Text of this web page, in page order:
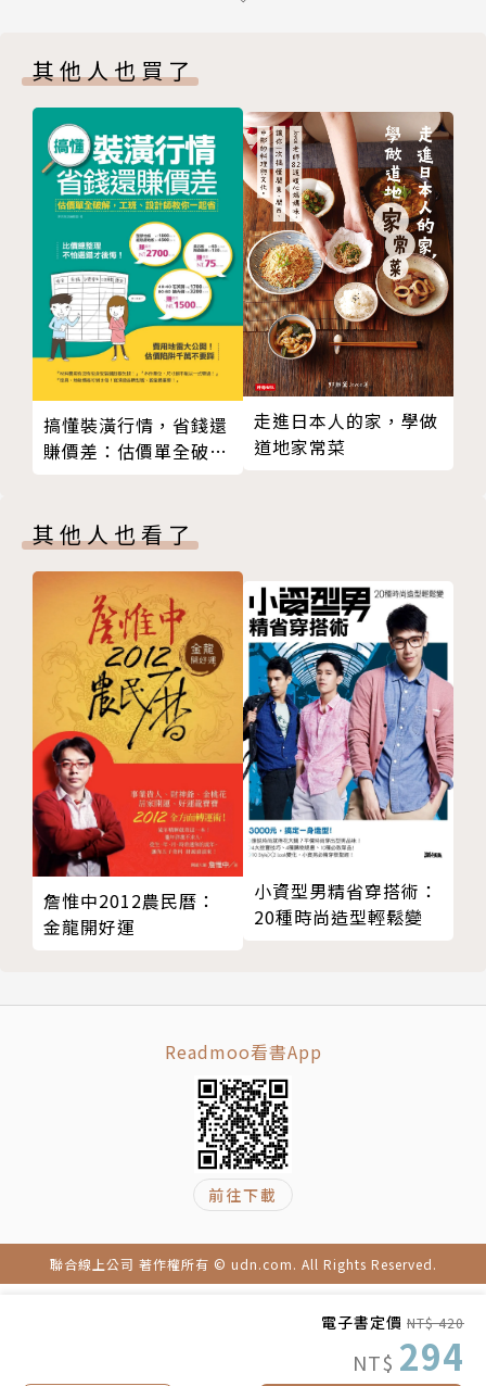
電子書定價 NT$ 420
NT$ 294
【本書特色】
◎15-20個台灣在地住宅精彩案例
收綠15-20個台灣精彩案例，儘管台灣土地、氣候有種
種限制，卻能從旁觀察建築大師如何運用無限創意及工
法，截長補短、化腐朽為神奇，蓋出最適居住的台灣房
子。
◎精闢深入的設計解讀
以建築師的角度來深入介紹台灣建築所需的特殊條件，
不為人知的在地工法與KNOWHOW。案例的室內外設
計理念及背景，看他們如何打破空間的藩籬與限制，為
屋主解決建地狹小的問題，打造出令人拍案叫絕的好設
◎平面圖、立面圖、剖面圖及實景照片呈現小住宅的設
每個案例皆包括平面圖、立面圖、剖面圖及實景照片，
並為讀者帶來全新的視野，幫助讀者可以很輕易地理解
建此案例設計的細節及設計重點。
Case 06 台中｜天井之家 坐看四季變化，願在此做個
天井之蛙
Case 07 彰化｜埔鹽家屋 看盡大江大河，只愛綠野稻
浪中的這片白帆
Case 08 台中｜合院之家 用情感在土地上扎根，轉折
之間遇見幸福
Case 09 南投｜One House 波光粼粼、綠草如茵，
愛，讓家屋永遠閃亮如新
Case 10 台中｜台中．石岡 降低對土地的破壞，與自
然共生、食農合一的田園生活
Part 3 在台灣南部蓋房子
Case 11 台南｜有春住宅 有光、有風、有花草，自然
而然的居室生活
Case 12 台南｜新化蔡宅 好山好水、福人福地，承載
Case 13 台南｜陳氏家屋 三合院起家厝，幸福記憶永
Case 14 台南｜純白住宅 用幸福純白，啟動家屋好風
Part 4 在台灣東部及離島蓋房子
Case 15 花蓮｜瑞穗旅宿 傳承家業，從一個浪漫禮物
開始
Case 16 台東｜台東林家 愈是純粹簡單愈美好，質樸
泥牆內藏了滿滿幸福味
Case 17 台東｜都蘭小築 結廬在人境，而無車馬喧－
仙境般自給自足的山居歲月
Case 18 小琉球｜山邑家 隱沒海天之間，與大地一同
呼吸光合生活宅
Case 19 蘭嶼｜顏老師的家 只有大海知道的美好，在
其他人也買了
搞懂裝潢行情，省錢還
賺價差：估價單全破
走進日本人的家，學做
道地家常菜
其他人也看了
詹惟中2012農民曆：
金龍開好運
小資型男精省穿搭術：
20種時尚造型輕鬆變
Readmoo看書App
前往下載
聯合線上公司 著作權所有 © udn.com. All Rights Reserved.